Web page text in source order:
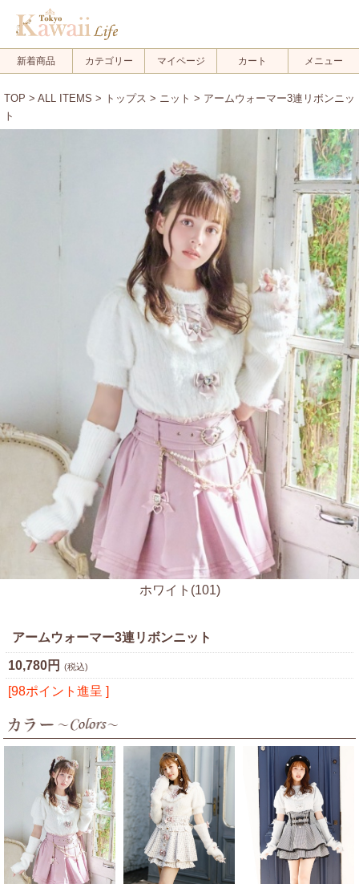
新着商品 カテゴリー マイページ カート メニュー
TOP > ALL ITEMS > トップス > ニット > アームウォーマー3連リボンニッ
ト
ホワイト(101)
アームウォーマー3連リボンニット
10,780円 (税込)
[98ポイント進呈 ]